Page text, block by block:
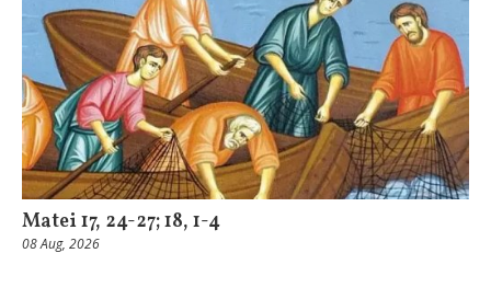
Matei 17, 24-27; 18, 1-4
08 Aug, 2026